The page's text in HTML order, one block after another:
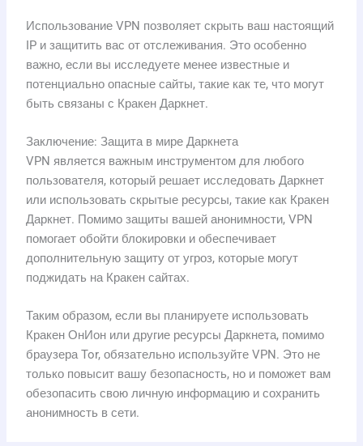
Использование VPN позволяет скрыть ваш настоящий
IP и защитить вас от отслеживания. Это особенно
важно, если вы исследуете менее известные и
потенциально опасные сайты, такие как те, что могут
быть связаны с Кракен Даркнет.
Заключение: Защита в мире Даркнета
VPN является важным инструментом для любого
пользователя, который решает исследовать Даркнет
или использовать скрытые ресурсы, такие как Кракен
Даркнет. Помимо защиты вашей анонимности, VPN
помогает обойти блокировки и обеспечивает
дополнительную защиту от угроз, которые могут
поджидать на Кракен сайтах.
Таким образом, если вы планируете использовать
Кракен ОнИон или другие ресурсы Даркнета, помимо
браузера Tor, обязательно используйте VPN. Это не
только повысит вашу безопасность, но и поможет вам
обезопасить свою личную информацию и сохранить
анонимность в сети.